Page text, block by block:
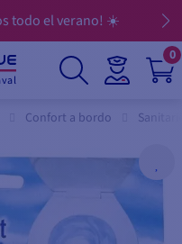
todo el verano! ☀️
0
Confort a bordo